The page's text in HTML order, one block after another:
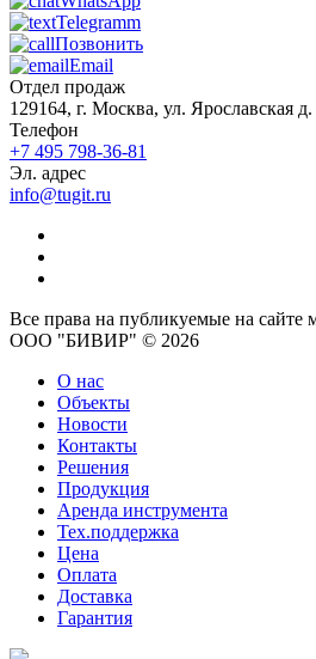
Telegramm
Позвонить
Email
Отдел продаж
129164, г. Москва, ул. Ярославская
Телефон
+7 495 798-36-81
Эл. адрес
info@tugit.ru
Все права на публикуемые на сайте
ООО "БИВИР" © 2026
О нас
Объекты
Новости
Контакты
Решения
Продукция
Аренда инструмента
Тех.поддержка
Цена
Оплата
Доставка
Гарантия